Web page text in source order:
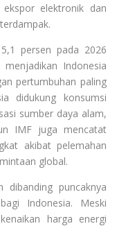
elektronik dan
persen pada 2026
Indonesia
pertumbuhan paling
didukung konsumsi
sumber daya alam,
IMF juga mencatat
akibat pelemahan
global.
puncaknya
Indonesia. Meski
harga energi